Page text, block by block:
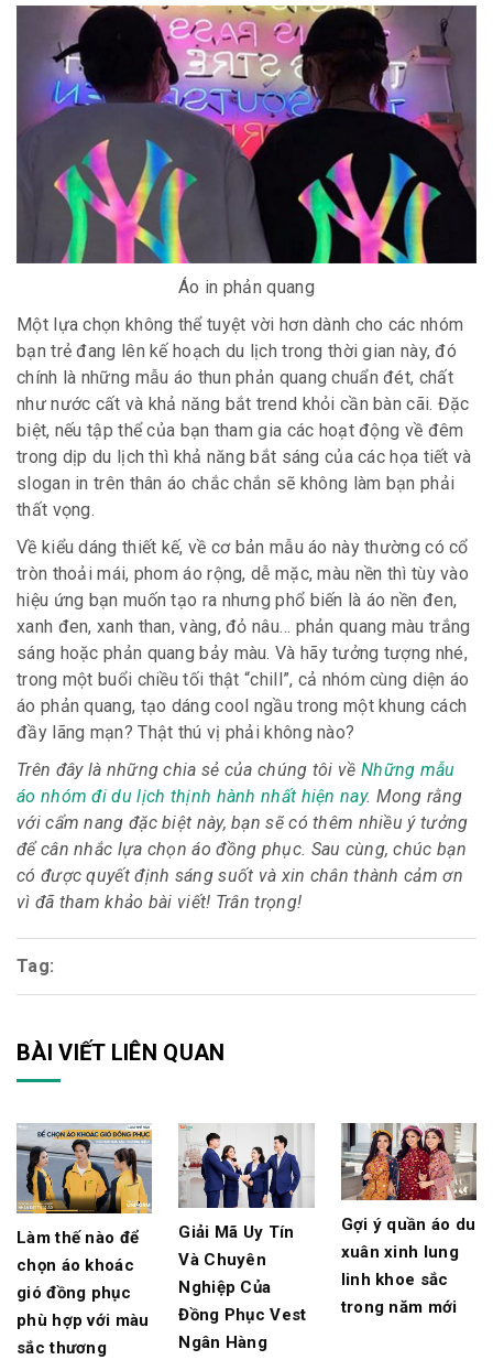
Áo in phản quang
Một lựa chọn không thể tuyệt vời hơn dành cho các nhóm
bạn trẻ đang lên kế hoạch du lịch trong thời gian này, đó
chính là những mẫu áo thun phản quang chuẩn đét, chất
như nước cất và khả năng bắt trend khỏi cần bàn cãi. Đặc
biệt, nếu tập thể của bạn tham gia các hoạt động về đêm
trong dịp du lịch thì khả năng bắt sáng của các họa tiết và
slogan in trên thân áo chắc chắn sẽ không làm bạn phải
thất vọng.
Về kiểu dáng thiết kế, về cơ bản mẫu áo này thường có cổ
tròn thoải mái, phom áo rộng, dễ mặc, màu nền thì tùy vào
hiệu ứng bạn muốn tạo ra nhưng phổ biến là áo nền đen,
xanh đen, xanh than, vàng, đỏ nâu… phản quang màu trắng
sáng hoặc phản quang bảy màu. Và hãy tưởng tượng nhé,
trong một buổi chiều tối thật “chill”, cả nhóm cùng diện áo
áo phản quang, tạo dáng cool ngầu trong một khung cách
đầy lãng mạn? Thật thú vị phải không nào?
Trên đây là những chia sẻ của chúng tôi về Những mẫu
áo nhóm đi du lịch thịnh hành nhất hiện nay. Mong rằng
với cẩm nang đặc biệt này, bạn sẽ có thêm nhiều ý tưởng
để cân nhắc lựa chọn áo đồng phục. Sau cùng, chúc bạn
có được quyết định sáng suốt và xin chân thành cảm ơn
vì đã tham khảo bài viết! Trân trọng!
Tag:
BÀI VIẾT LIÊN QUAN
Làm thế nào để
chọn áo khoác
gió đồng phục
phù hợp với màu
sắc thương
Giải Mã Uy Tín
Và Chuyên
Nghiệp Của
Đồng Phục Vest
Ngân Hàng
Gợi ý quần áo du
xuân xinh lung
linh khoe sắc
trong năm mới